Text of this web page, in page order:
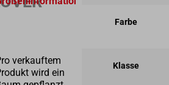
verkauftem
wird ein
Farbe
Klasse